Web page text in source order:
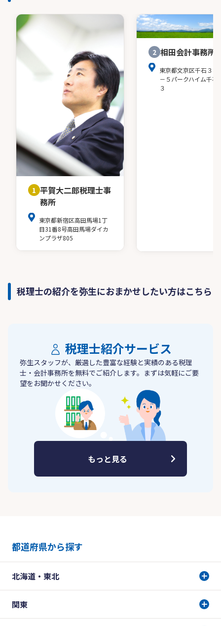
1 平賀大二郎税理士事
務所
東京都新宿区高田馬場1丁
目31番8号高田馬場ダイカ
ンプラザ805
2 相田会計事務所
東京都文京区千石３－
－５パークハイム千石
３
税理士の紹介を弥生におまかせしたい方はこちら
税理士紹介サービス
弥生スタッフが、厳選した豊富な経験と実績のある税理
士・会計事務所を無料でご紹介します。まずは気軽にご要
望をお聞かせください。
もっと見る
都道府県から探す
北海道・東北
関東